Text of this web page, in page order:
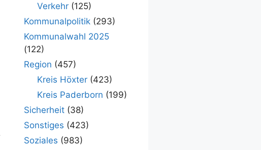
Verkehr(125)
Kommunalpolitik (293)
Kommunalwahl 2025
(122)
Region (457)
Kreis Höxter(423)
Kreis Paderborn (199)
Sicherheit (38)
Sonstiges (423)
Soziales (983)